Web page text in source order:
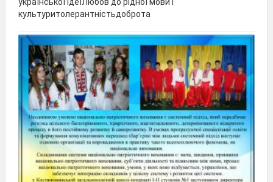
української ідеїЛюбов до рідної мови і
культуритолерантністьдоброта